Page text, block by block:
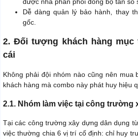
Dễ dàng quản lý bảo hành, thay
gốc.
2. Đối tượng khách hàng mục
cái
Không phải đội nhóm nào cũng nên mua
khách hàng mà combo này phát huy hiệu
2.1. Nhóm làm việc tại công
Tại các công trường xây dựng dân dụng
việc thường chia 6 vị trí cố định: chỉ huy